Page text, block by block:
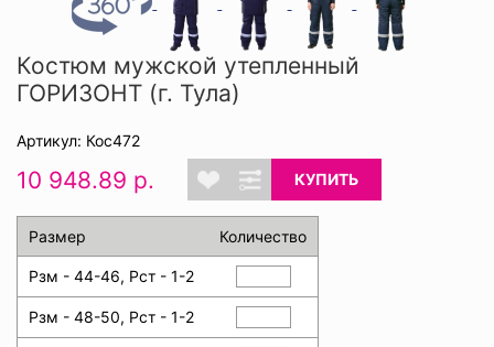
Костюм мужской утепленный
ГОРИЗОНТ (г. Тула)
Артикул: Кос472
10 948.89 р. КУПИТЬ
Размер Количество
Рзм - 44-46, Рст - 1-2
Рзм - 48-50, Рст - 1-2